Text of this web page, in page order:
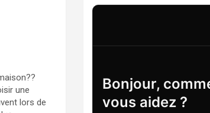
une
lors de
Bonjour,
vous aidez ?